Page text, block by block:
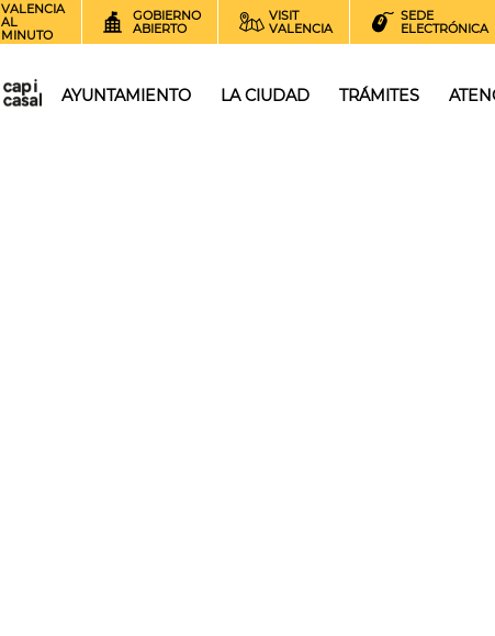
VALENCIA
AL
MINUTO
GOBIERNO
ABIERTO
VISIT
VALENCIA
SEDE
ELECTRÓNICA
AYUNTAMIENTO LA CIUDAD TRÁMITES